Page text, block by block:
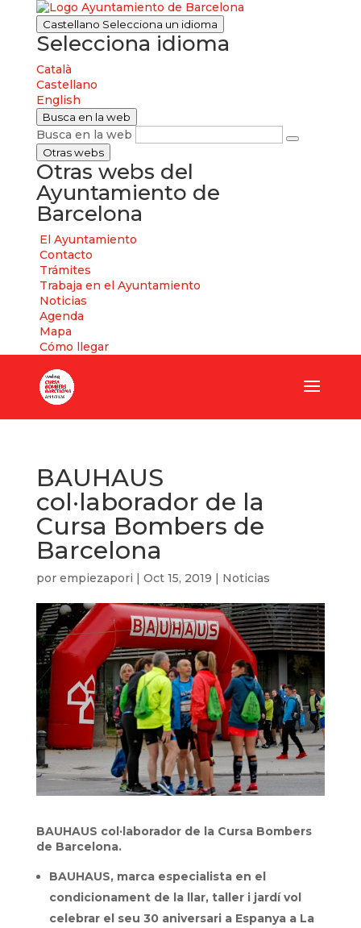
Castellano Selecciona un idioma
Selecciona idioma
Català
Castellano
English
Busca en la web
Busca en la web
Otras webs
Otras webs del
Ayuntamiento de
Barcelona
El Ayuntamiento
Contacto
Trámites
Trabaja en el Ayuntamiento
Noticias
Agenda
Mapa
Cómo llegar
BAUHAUS
col·laborador de la
Cursa Bombers de
Barcelona
por empiezapori | Oct 15, 2019 | Noticias
BAUHAUS col·laborador de la Cursa Bombers
de Barcelona.
BAUHAUS, marca especialista en el
condicionament de la llar, taller i jardí vol
celebrar el seu 30 aniversari a Espanya a La